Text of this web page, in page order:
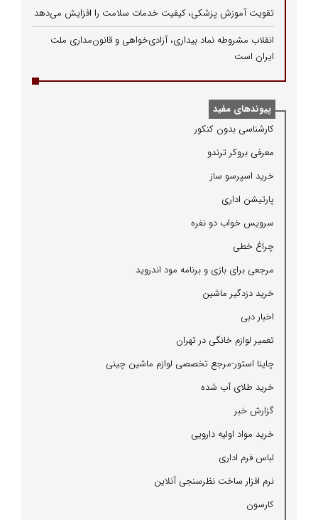
تقویت آموزش پزشکی، کیفیت خدمات سلامت را افزایش می‌دهد
انقلاب مشروطه نماد بیداری، آزادی‌خواهی و قانون‌مداری ملت
ایران است
پیوندهای مفید
كارشناسی بدون كنكور
معرفی بروكر ترندو
خرید اسپرسو ساز
پارتیشن اداری
سرویس خواب دو نفره
چراغ خطی
مرجعی برای بازی و برنامه مود اندروید
خرید دزدگیر ماشین
اخبار دبی
تعمیر لوازم خانگی در تهران
چاینا استور-مرجع تخصصی لوازم ماشین چینی
خرید طلای آب شده
گزارش خبر
خرید مواد اولیه دارویی
لباس فرم اداری
نرم افزار ساخت نظرسنجی آنلاین
كارسون